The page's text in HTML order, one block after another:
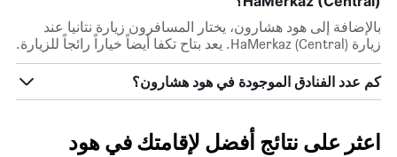
بالإضافة إلى هود هشارون، يختار المسافرون زيارة نتانيا عند
زيارة HaMerkaz (Central). يعد بتاح تكفا أيضاً خياراً رائجاً للزيارة.
كم عدد الفنادق الموجودة في هود هشارون؟
اعثر على نتائج أفضل لإقامتك في هود